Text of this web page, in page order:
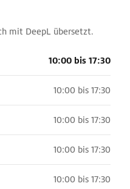
mit DeepL übersetzt.
10:00 bis 17:30
10:00 bis 17:30
10:00 bis 17:30
10:00 bis 17:30
10:00 bis 17:30